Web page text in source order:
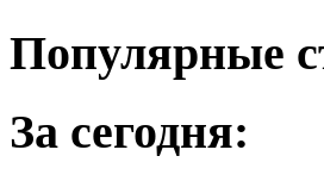
Популярные
За сегодня: